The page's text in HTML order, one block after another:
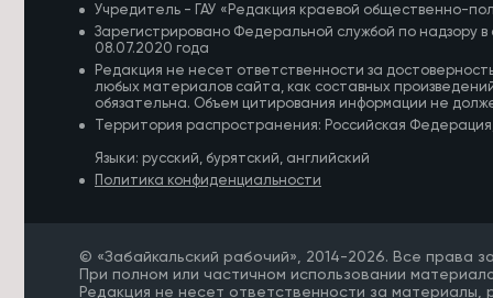
Красноярском крае
7/08/2026 в 14:23
Житель Архангельска похитил 13 млн
рублей у родственников бойцов
СВО в Забайкалье
7/08/2026 в 14:12
Капремонт детсадов и школ в
7/08/2026 в 13:51
Учредитель - ГАУ «Редакция краевой общественно-
Зарегистрировано Федеральной службой по надзору
08.07.2020 года
Редакция не несет ответственности за
любых материалов сайта, как составных
обязательна. Объем цитирования информации не
Территория распространения: Российская
Языки: русский, бурятский, английский
Политика конфиденциальности
© «Забайкальский рабочий», 2014-2026. Все права
При полном или частичном использовании
Редакция не несет ответственности за материалы,